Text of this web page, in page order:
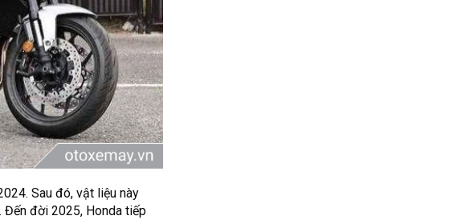
Sau đó, vật liệu này
Đến đời 2025, Honda tiếp